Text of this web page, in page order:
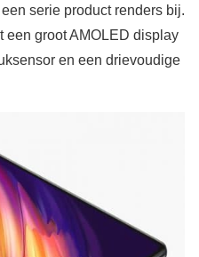
serie product renders bij.
een groot AMOLED display
en een drievoudige